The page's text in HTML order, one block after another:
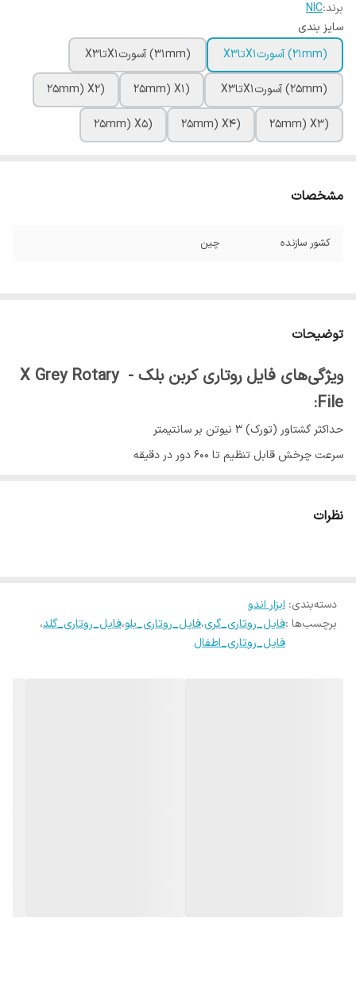
برند:NIC
سایز بندی
(21mm) آسورتX1تاX3
(31mm) آسورتX1تاX3
(25mm) آسورتX1تاX3 (25mm) X1
(25mm) X2
(25mm) X3
(25mm) X4
(25mm) X5
مشخصات
کشور سازنده چین
توضیحات
ویژگی‌های فایل روتاری کربن بلک - X Grey Rotary
File:
حداکثر گشتاور (تورک) 3 نیوتن بر سانتیمتر
سرعت چرخش قابل تنظیم تا 600 دور در دقیقه
X1: سایز 17، تقارب 4%، طول 25، پیدا کننده مسیر کانال
X5: سایز 50، تقارب 5%، طول 21mm، فایل پایانی.
نظرات
دسته‌بندی: ابزار اندو
برچسب‌ها :فایل_روتاری_گری،فایل_روتاری_بلو،فایل_روتاری_گلد،
فایل_روتاری_اطفال